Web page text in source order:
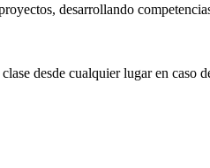
desarrollando
desde cualquier lugar en caso